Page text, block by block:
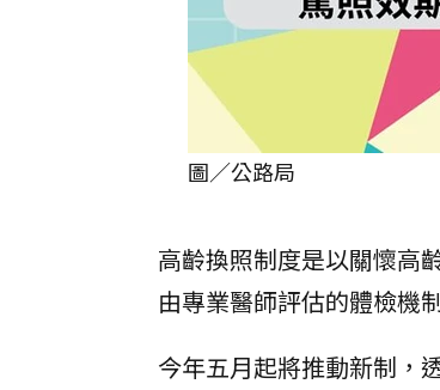
圖／公路局
高齡換照制度是以關懷高
由專業醫師評估的體檢機
今年五月起將推動新制，